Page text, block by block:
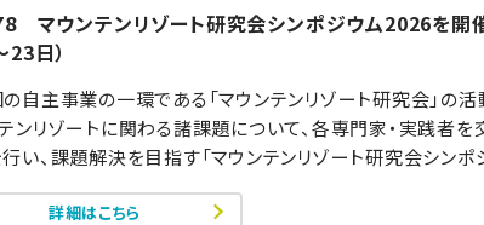
マウンテンリゾート研究会シンポジウム2026を開催
日）
自主事業の一環である「マウンテンリゾート研究会」の活
ンリゾートに関わる諸課題について、各専門家・実践者
い、課題解決を目指す「マウンテンリゾート研究会シンポ
詳細はこちら